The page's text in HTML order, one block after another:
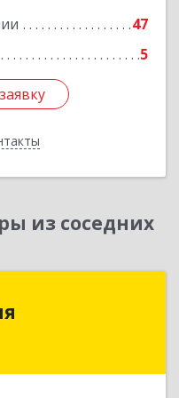
47
5
из соседних
г, Оборонная